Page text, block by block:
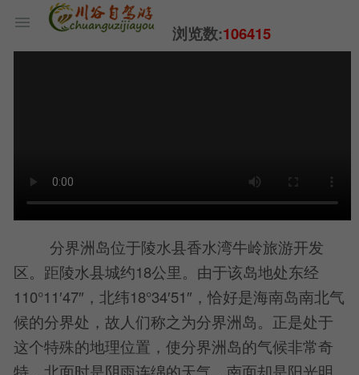
浏览数:106415
分界洲岛位于陵水县香水湾牛岭旅游开发
区。距陵水县城约18公里。由于该岛地处东经
110°11′47″，北纬18°34′51″，恰好是海南岛南北气
候的分界处，故人们称之为分界洲岛。正是处于
这个特殊的地理位置，使分界洲岛的气候非常奇